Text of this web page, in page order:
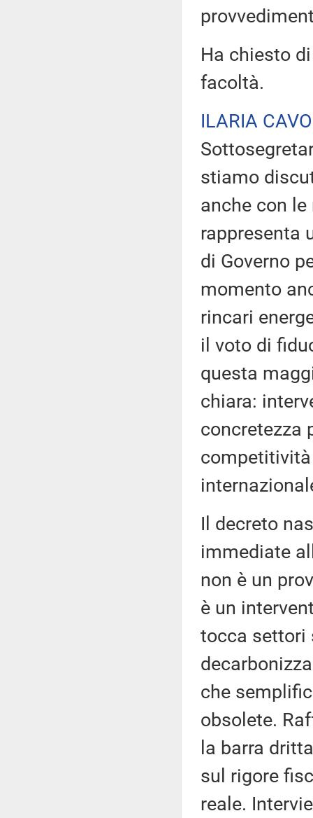
Ha chiesto
facoltà.
ILARIA CAVO
stiamo
anche con
rappresenta
di Governo
momento
rincari
il voto di
questa
chiara:
concretezza
Il decreto
immediate
non è un
è un
tocca settori
che
obsolete.
la barra
sul rigore
reale.